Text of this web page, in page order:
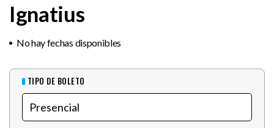
Ignatius
No hay fechas disponibles
TIPO DE BOLETO